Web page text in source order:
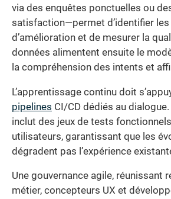
via des enquêtes ponctuelles ou
satisfaction—permet d’identifier
d’amélioration et de mesurer la
données alimentent ensuite le
la compréhension des intents et
L’apprentissage continu doit
pipelines CI/CD dédiés au
inclut des jeux de tests
utilisateurs, garantissant que les
dégradent pas l’expérience
Une gouvernance agile, réunissant
métier, concepteurs UX et